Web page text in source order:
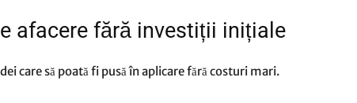
afacere fără investiții inițiale
care să poată fi pusă în aplicare fără costuri mari.